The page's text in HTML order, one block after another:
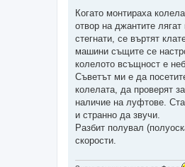
е
и
е
Когато монтираха
отвор на джантите
стегнати, се въртят
машини същите се
колелото всъщност е
Съветът ми е да
колелата, да проверят
наличие на луфтове.
и странно да звучи.
Разбит полувал
скорости.